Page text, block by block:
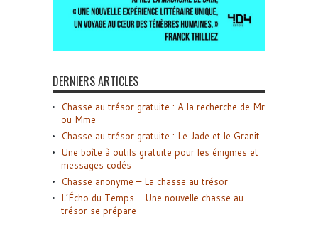
DERNIERS ARTICLES
Chasse au trésor gratuite : A la recherche de Mr
ou Mme
Chasse au trésor gratuite : Le Jade et le Granit
Une boîte à outils gratuite pour les énigmes et
messages codés
Chasse anonyme – La chasse au trésor
L’Écho du Temps – Une nouvelle chasse au
trésor se prépare